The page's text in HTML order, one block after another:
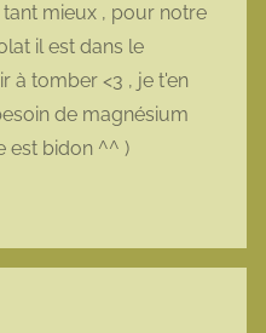
mieux , pour notre
il est dans le
à tomber <3 , je t'en
de magnésium
est bidon ^^ )